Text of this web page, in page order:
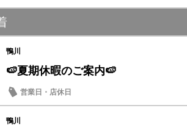
鴨川
🍉夏期休暇のご案内🍉
営業日・店休日
鴨川